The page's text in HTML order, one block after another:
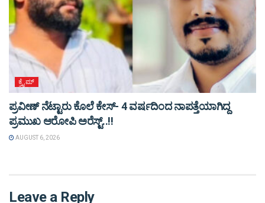
ಕ್ರೈಮ್
ಪ್ರವೀಣ್ ನೆಟ್ಟಾರು ಕೊಲೆ ಕೇಸ್‌- 4 ವರ್ಷದಿಂದ ನಾಪತ್ತೆಯಾಗಿದ್ದ
ಪ್ರಮುಖ ಆರೋಪಿ ಅರೆಸ್ಟ್‌..!!
AUGUST 6, 2026
Leave a Reply